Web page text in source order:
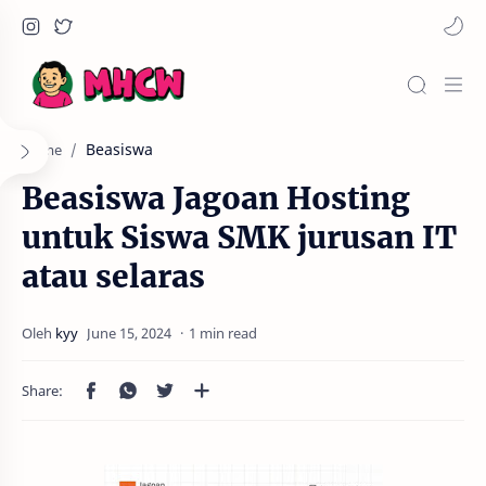
Home Beasiswa
Beasiswa Jagoan Hosting
untuk Siswa SMK jurusan IT
atau selaras
1 min read